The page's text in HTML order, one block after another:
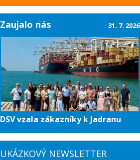
Zaujalo nás
DSV vzala zákazníky k Jadranu
31. 7. 2026
UKÁZKOVÝ NEWSLETTER